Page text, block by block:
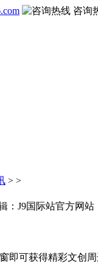
咨询
> >
：J9国际站官方网
可获得精彩文创周